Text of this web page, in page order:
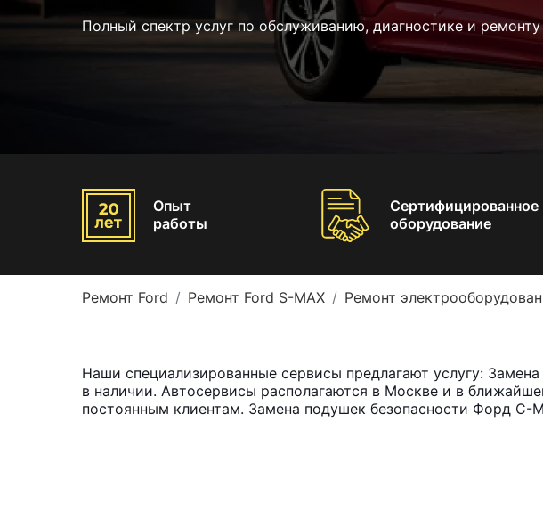
Полный спектр услуг по обслуживанию, диагностике и
Опыт
работы
Сертифицированное
оборудование
Ремонт Ford Ремонт Ford S-MAX Ремонт
Наши специализированные сервисы предлагают услугу:
в наличии. Автосервисы располагаются в Москве и в
постоянным клиентам. Замена подушек безопасности Форд С-